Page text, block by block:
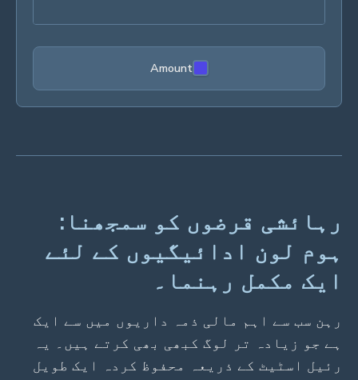
Amount
رہائشی قرضوں کو سمجھنا:
ہوم لون ادائیگیوں کے لئے
ایک مکمل رہنما۔
رہن سب سے اہم مالی ذمہ داریوں میں سے ایک
ہے جو زیادہ تر لوگ کبھی بھی کرتے ہیں۔ یہ
رئیل اسٹیٹ کے ذریعہ محفوظ کردہ ایک طویل